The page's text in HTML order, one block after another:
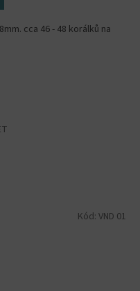
cca 46 - 48 korálků na
Kód: VND 01